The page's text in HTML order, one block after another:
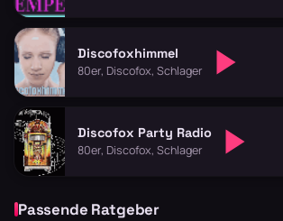
Discofoxhimmel
80er, Discofox, Schlager
Discofox Party Radio
80er, Discofox, Schlager
Passende Ratgeber